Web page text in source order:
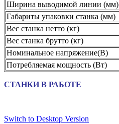
Ширина выводимой линии (мм)
Габариты упаковки станка (мм)
Вес станка нетто (кг)
Вес станка брутто (кг)
Номинальное напряжение(В)
Потребляемая мощность (Вт)
СТАНКИ В РАБОТЕ
Switch to Desktop Version